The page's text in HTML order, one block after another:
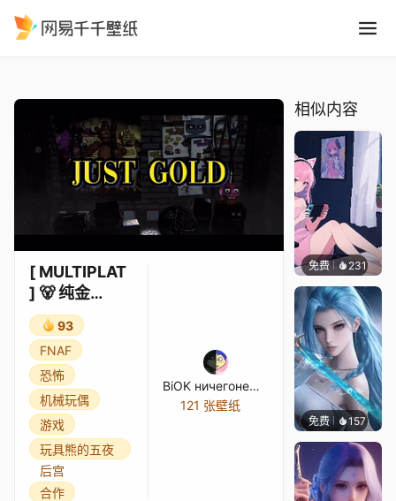
[ MULTIPLAT
] 🐻 纯金
FNAF 合作 🐻
93
FNAF
恐怖
机械玩偶
游戏
玩具熊的五夜
后宫
合作
BiOK ничегонеДЕЛАЛ
121 张壁纸
相似内容
免费 231好看
免费 157好看